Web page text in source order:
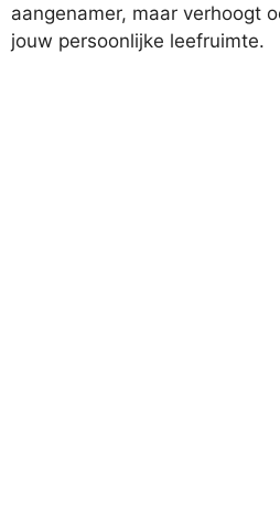
aangenamer, maar verhoogt
jouw persoonlijke leefruimte.